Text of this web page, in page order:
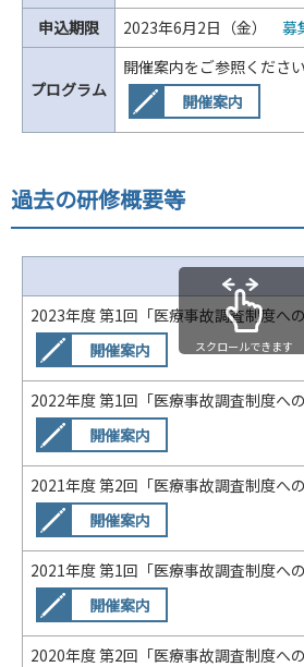
申込期限
2023年6月2日（金） 募
プログラム
開催案内をご参照ください
開催案内
過去の研修概要等
2023年度 第1回「医療事故調査制度
開催案内
2022年度 第1回「医療事故調査制度
開催案内
2021年度 第2回「医療事故調査制度
開催案内
2021年度 第1回「医療事故調査制度
開催案内
2020年度 第2回「医療事故調査制度
スクロールできます